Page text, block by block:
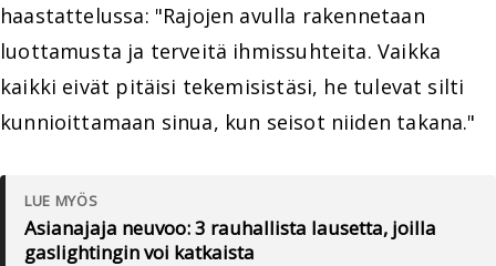
haastattelussa: "Rajojen avulla rakennetaan
luottamusta ja terveitä ihmissuhteita. Vaikka
kaikki eivät pitäisi tekemisistäsi, he tulevat silti
kunnioittamaan sinua, kun seisot niiden takana."
LUE MYÖS
Asianajaja neuvoo: 3 rauhallista lausetta, joilla
gaslightingin voi katkaista